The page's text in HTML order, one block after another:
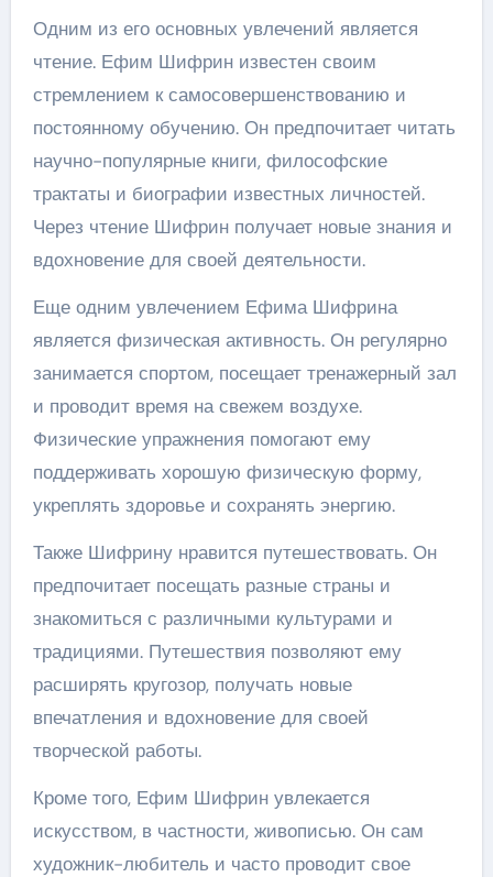
Одним из его основных увлечений является
чтение. Ефим Шифрин известен своим
стремлением к самосовершенствованию и
постоянному обучению. Он предпочитает читать
научно-популярные книги, философские
трактаты и биографии известных личностей.
Через чтение Шифрин получает новые знания и
вдохновение для своей деятельности.
Еще одним увлечением Ефима Шифрина
является физическая активность. Он регулярно
занимается спортом, посещает тренажерный зал
и проводит время на свежем воздухе.
Физические упражнения помогают ему
поддерживать хорошую физическую форму,
укреплять здоровье и сохранять энергию.
Также Шифрину нравится путешествовать. Он
предпочитает посещать разные страны и
знакомиться с различными культурами и
традициями. Путешествия позволяют ему
расширять кругозор, получать новые
впечатления и вдохновение для своей
творческой работы.
Кроме того, Ефим Шифрин увлекается
искусством, в частности, живописью. Он сам
художник-любитель и часто проводит свое